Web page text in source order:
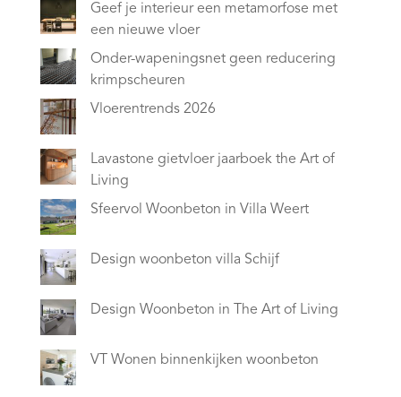
Geef je interieur een metamorfose met
een nieuwe vloer
Onder-wapeningsnet geen reducering
krimpscheuren
Vloerentrends 2026
Lavastone gietvloer jaarboek the Art of
Living
Sfeervol Woonbeton in Villa Weert
Design woonbeton villa Schijf
Design Woonbeton in The Art of Living
VT Wonen binnenkijken woonbeton